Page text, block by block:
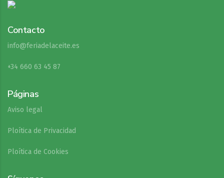
Contacto
info@feriadelaceite.es
+34 660 63 45 87
Páginas
Aviso legal
Ploítica de Privacidad
Ploítica de Cookies